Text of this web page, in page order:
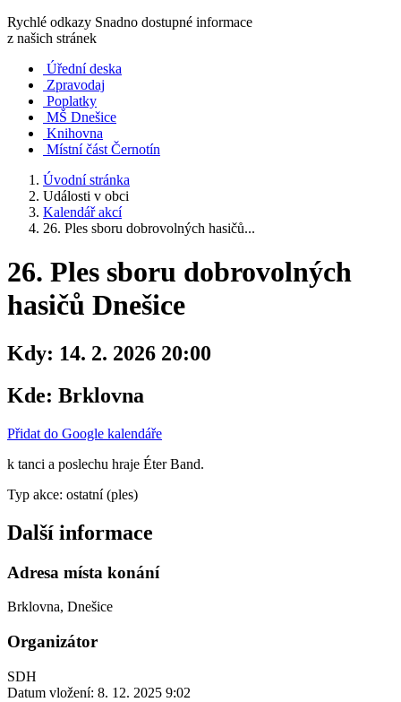
Rychlé odkazy Snadno dostupné informace
z našich stránek
Úřední deska
Zpravodaj
Poplatky
MŠ Dnešice
Knihovna
Místní část Černotín
Úvodní stránka
Události v obci
Kalendář akcí
26. Ples sboru dobrovolných hasičů...
26. Ples sboru dobrovolných
hasičů Dnešice
Kdy: 14. 2. 2026 20:00
Kde: Brklovna
Přidat do Google kalendáře
k tanci a poslechu hraje Éter Band.
Typ akce: ostatní (ples)
Další informace
Adresa místa konání
Brklovna, Dnešice
Organizátor
SDH
Datum vložení: 8. 12. 2025 9:02